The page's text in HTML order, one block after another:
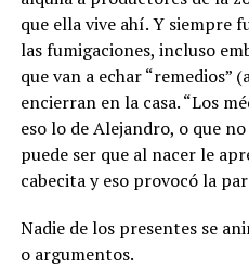
que ella vive ahí. Y siempre
las fumigaciones, incluso
que van a echar “remedios”
encierran en la casa. “Los
eso lo de Alejandro, o que
puede ser que al nacer le
cabecita y eso provocó la
Nadie de los presentes se
o argumentos.